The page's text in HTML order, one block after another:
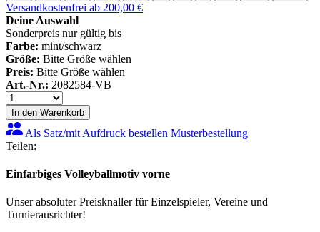
Versandkostenfrei ab 200,00 €
Deine Auswahl
Sonderpreis nur gültig bis
Farbe: mint/schwarz
Größe: Bitte Größe wählen
Preis: Bitte Größe wählen
Art.-Nr.: 2082584-VB
In den Warenkorb
Als Satz/mit Aufdruck bestellen Musterbestellung
Teilen:
Einfarbiges Volleyballmotiv vorne
Unser absoluter Preisknaller für Einzelspieler, Vereine und
Turnierausrichter!